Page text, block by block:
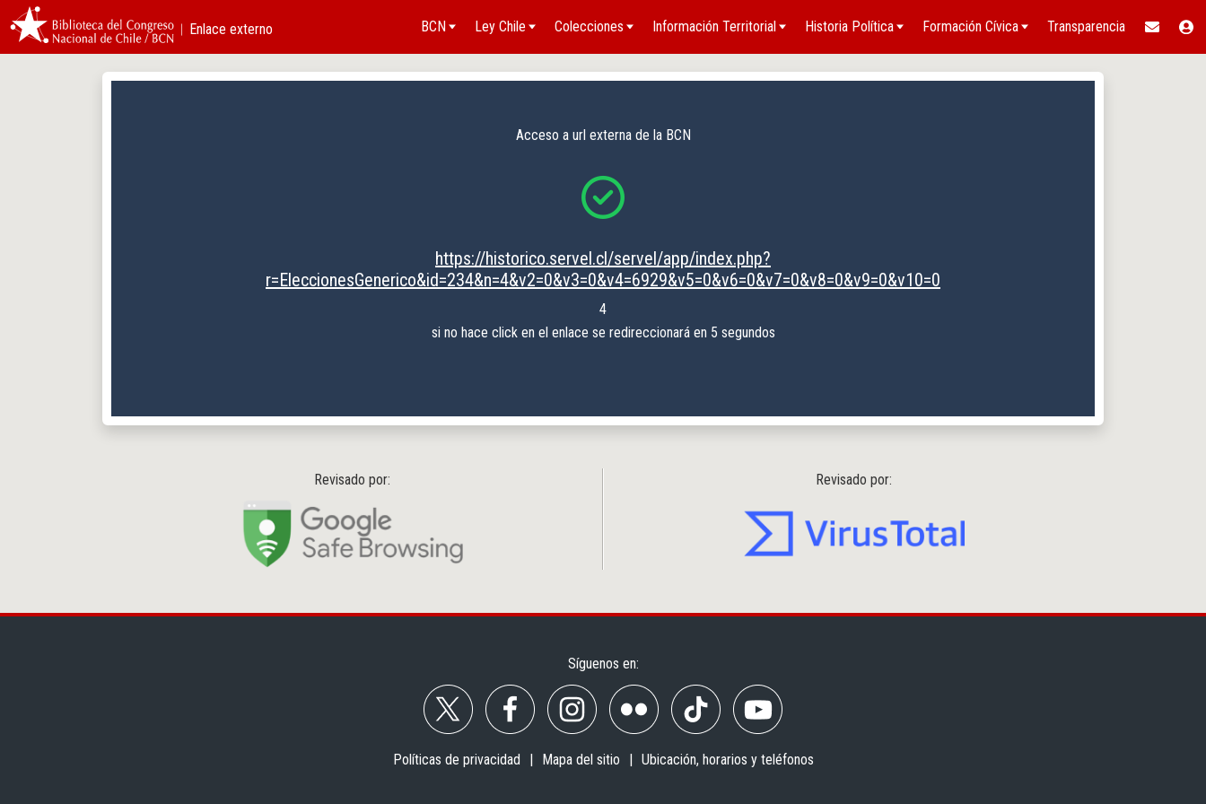
︱Enlace externo BCN Ley Chile Colecciones Información Territorial Historia Política Formación Cívica Transparencia
Acceso a url externa de la BCN
https://historico.servel.cl/servel/app/index.php?
r=EleccionesGenerico&id=234&n=4&v2=0&v3=0&v4=6929&v5=0&v6=0&v7=0&v8=0&v9=0&v10=0
4
si no hace click en el enlace se redireccionará en 5 segundos
Revisado por: Revisado por:
Síguenos en:
Políticas de privacidad Mapa del sitio Ubicación, horarios y teléfonos